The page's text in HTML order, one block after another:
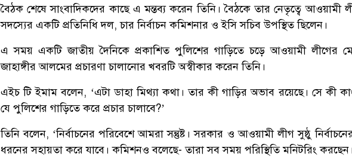
বৈঠক শেষে সাংবাদিকদের কাছে এ মন্তব্য করেন তিনি। বৈঠকে তার নেতৃত্বে আওয়ামী
সদস্যের একটি প্রতিনিধি দল, চার নির্বাচন কমিশনার ও ইসি সচিব উপস্থিত ছিলেন।
এ সময় একটি জাতীয় দৈনিকে প্রকাশিত পুলিশের গাড়িতে চড়ে আওয়ামী লীগের
জাহাঙ্গীর আলমের প্রচারণা চালানোর খবরটি অস্বীকার করেন তিনি।
এইচ টি ইমাম বলেন, ‘এটা ডাহা মিথ্যা কথা। তার কী গাড়ির অভাব রয়েছে। সে কী
যে পুলিশের গাড়িতে করে প্রচার চালাবে?’
তিনি বলেন, ‘নির্বাচনের পরিবেশে আমরা সন্তুষ্ট। সরকার ও আওয়ামী লীগ সুষ্ঠু
ধরনের সহায়তা করে যাবে। কমিশনও বলেছে- তারা সব সময় পরিস্থিতি মনিটরিং